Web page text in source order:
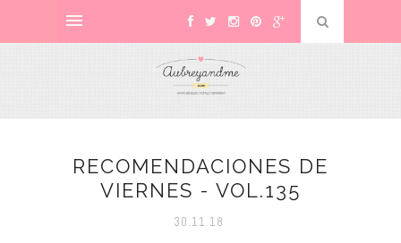
RECOMENDACIONES DE
VIERNES - VOL.135
30.11.18